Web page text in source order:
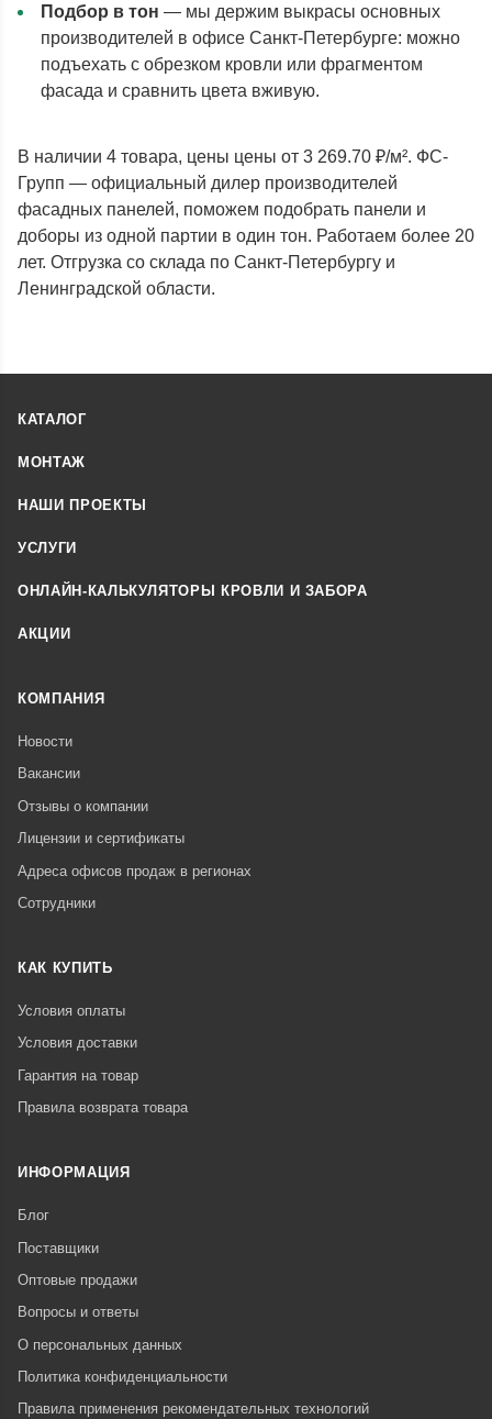
Подбор в тон — мы держим выкрасы основных
производителей в офисе Санкт-Петербурге: можно
подъехать с обрезком кровли или фрагментом
фасада и сравнить цвета вживую.
В наличии 4 товара, цены цены от 3 269.70 ₽/м². ФС-
Групп — официальный дилер производителей
фасадных панелей, поможем подобрать панели и
доборы из одной партии в один тон. Работаем более 20
лет. Отгрузка со склада по Санкт-Петербургу и
Ленинградской области.
КАТАЛОГ
МОНТАЖ
НАШИ ПРОЕКТЫ
УСЛУГИ
ОНЛАЙН-КАЛЬКУЛЯТОРЫ КРОВЛИ И ЗАБОРА
АКЦИИ
КОМПАНИЯ
Новости
Вакансии
Отзывы о компании
Лицензии и сертификаты
Адреса офисов продаж в регионах
Сотрудники
КАК КУПИТЬ
Условия оплаты
Условия доставки
Гарантия на товар
Правила возврата товара
ИНФОРМАЦИЯ
Блог
Поставщики
Оптовые продажи
Вопросы и ответы
О персональных данных
Политика конфиденциальности
Правила применения рекомендательных технологий